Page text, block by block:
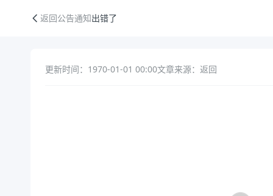
返回公告通知出错了
更新时间：1970-01-01 00:00文章来源：返回